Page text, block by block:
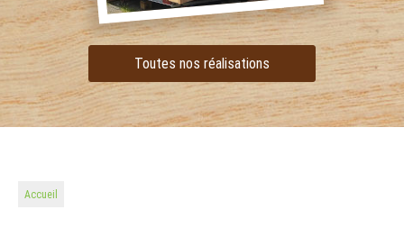
Toutes nos réalisations
Accueil